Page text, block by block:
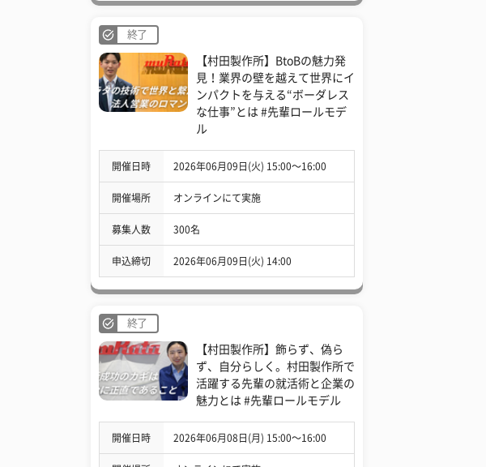
終了
【村田製作所】BtoBの魅力発
見！業界の壁を越えて世界にイ
ンパクトを与える“ボーダレス
な仕事”とは #先輩ロールモデ
ル
開催日時 2026年06月09日(火) 15:00〜16:00
開催場所 オンラインにて実施
募集人数 300名
申込締切 2026年06月09日(火) 14:00
終了
【村田製作所】飾らず、偽ら
ず、自分らしく。村田製作所で
活躍する先輩の就活術と企業の
魅力とは #先輩ロールモデル
開催日時 2026年06月08日(月) 15:00〜16:00